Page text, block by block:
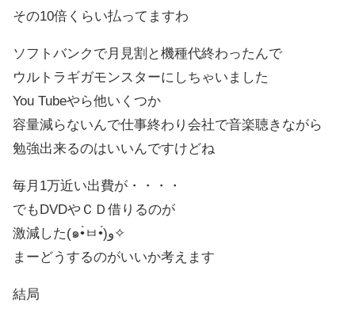
その10倍くらい払ってますわ
ソフトバンクで月見割と機種代終わったんで
ウルトラギガモンスターにしちゃいました
You Tubeやら他いくつか
容量減らないんで仕事終わり会社で音楽聴きながら
勉強出来るのはいいんですけどね
毎月1万近い出費が・・・・
でもDVDやＣＤ借りるのが
激減した(๑•̀ㅂ•́)و✧
まーどうするのがいいか考えます
結局